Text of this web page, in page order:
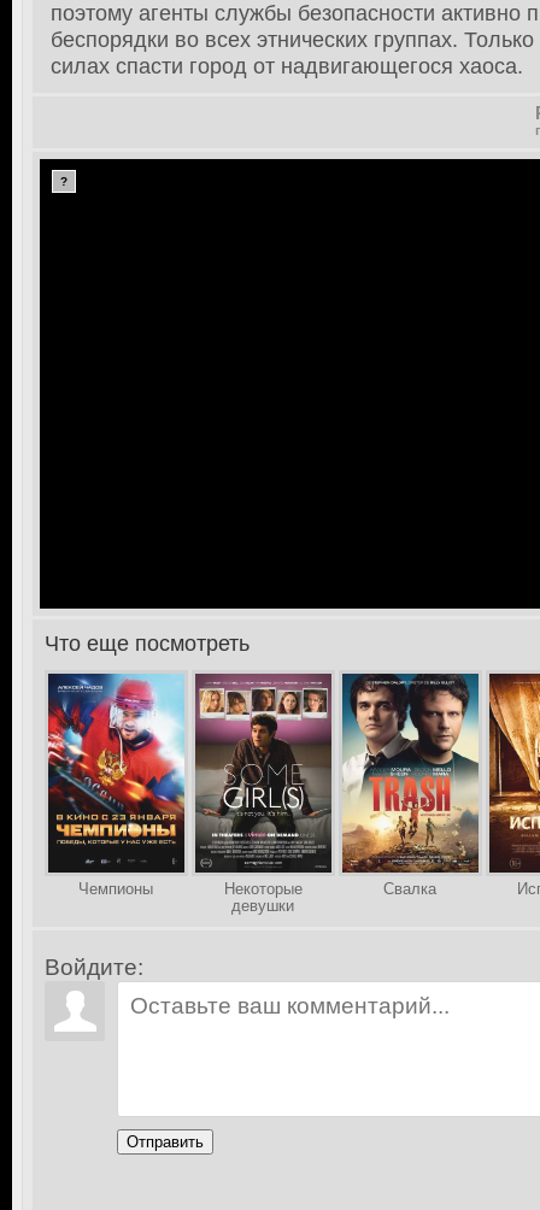
поэтому агенты службы безопасности активно
беспорядки во всех этнических группах.
силах спасти город от надвигающегося хаоса.
?
>Что еще посмотреть
Чемпионы
Некоторые
девушки
Свалка
Войдите:
Отправить